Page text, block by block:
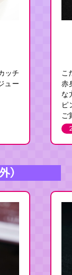
ッチ
ュー
こ
赤
な
ピ
ご
）